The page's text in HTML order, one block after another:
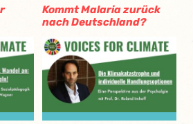
Kommt Malaria zurück
nach Deutschland?